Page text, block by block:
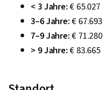
< 3 Jahre: € 65.027
3–6 Jahre: € 67.693
7–9 Jahre: € 71.280
> 9 Jahre: € 83.665